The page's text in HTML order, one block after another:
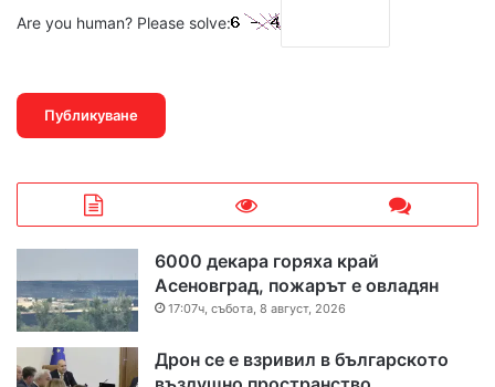
Are you human? Please solve:
6000 декара горяха край
Асеновград, пожарът е овладян
17:07ч, събота, 8 август, 2026
Дрон се е взривил в българското